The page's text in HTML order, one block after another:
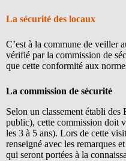
La sécurité des locaux
C’est à la commune de veiller
vérifié par la commission de
que cette conformité aux
La commission de sécurité
Selon un classement établi des
public), cette commission doit
les 3 à 5 ans). Lors de cette
renseigné avec les remarques
qui seront portées à la